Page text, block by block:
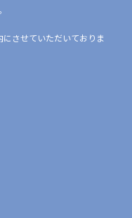
させていただいておりま